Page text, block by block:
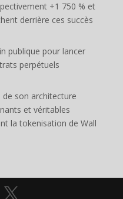
+1 750 % et
derrière ces succès
publique pour lancer
perpétuels
de son architecture
et véritables
la tokenisation de Wall